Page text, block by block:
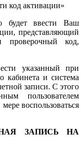
код активации»
будет ввести Ваш
представляющий
проверочный код,
указанный при
кабинета и система
записи. С этого
пользователем
воспользоваться
ЗАПИСЬ НА